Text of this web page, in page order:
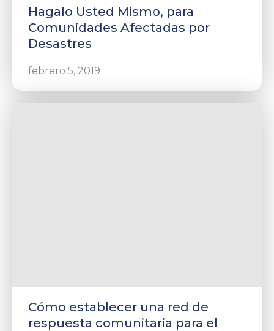
Hagalo Usted Mismo, para
Comunidades Afectadas por
Desastres
febrero 5, 2019
Cómo establecer una red de
respuesta comunitaria para el